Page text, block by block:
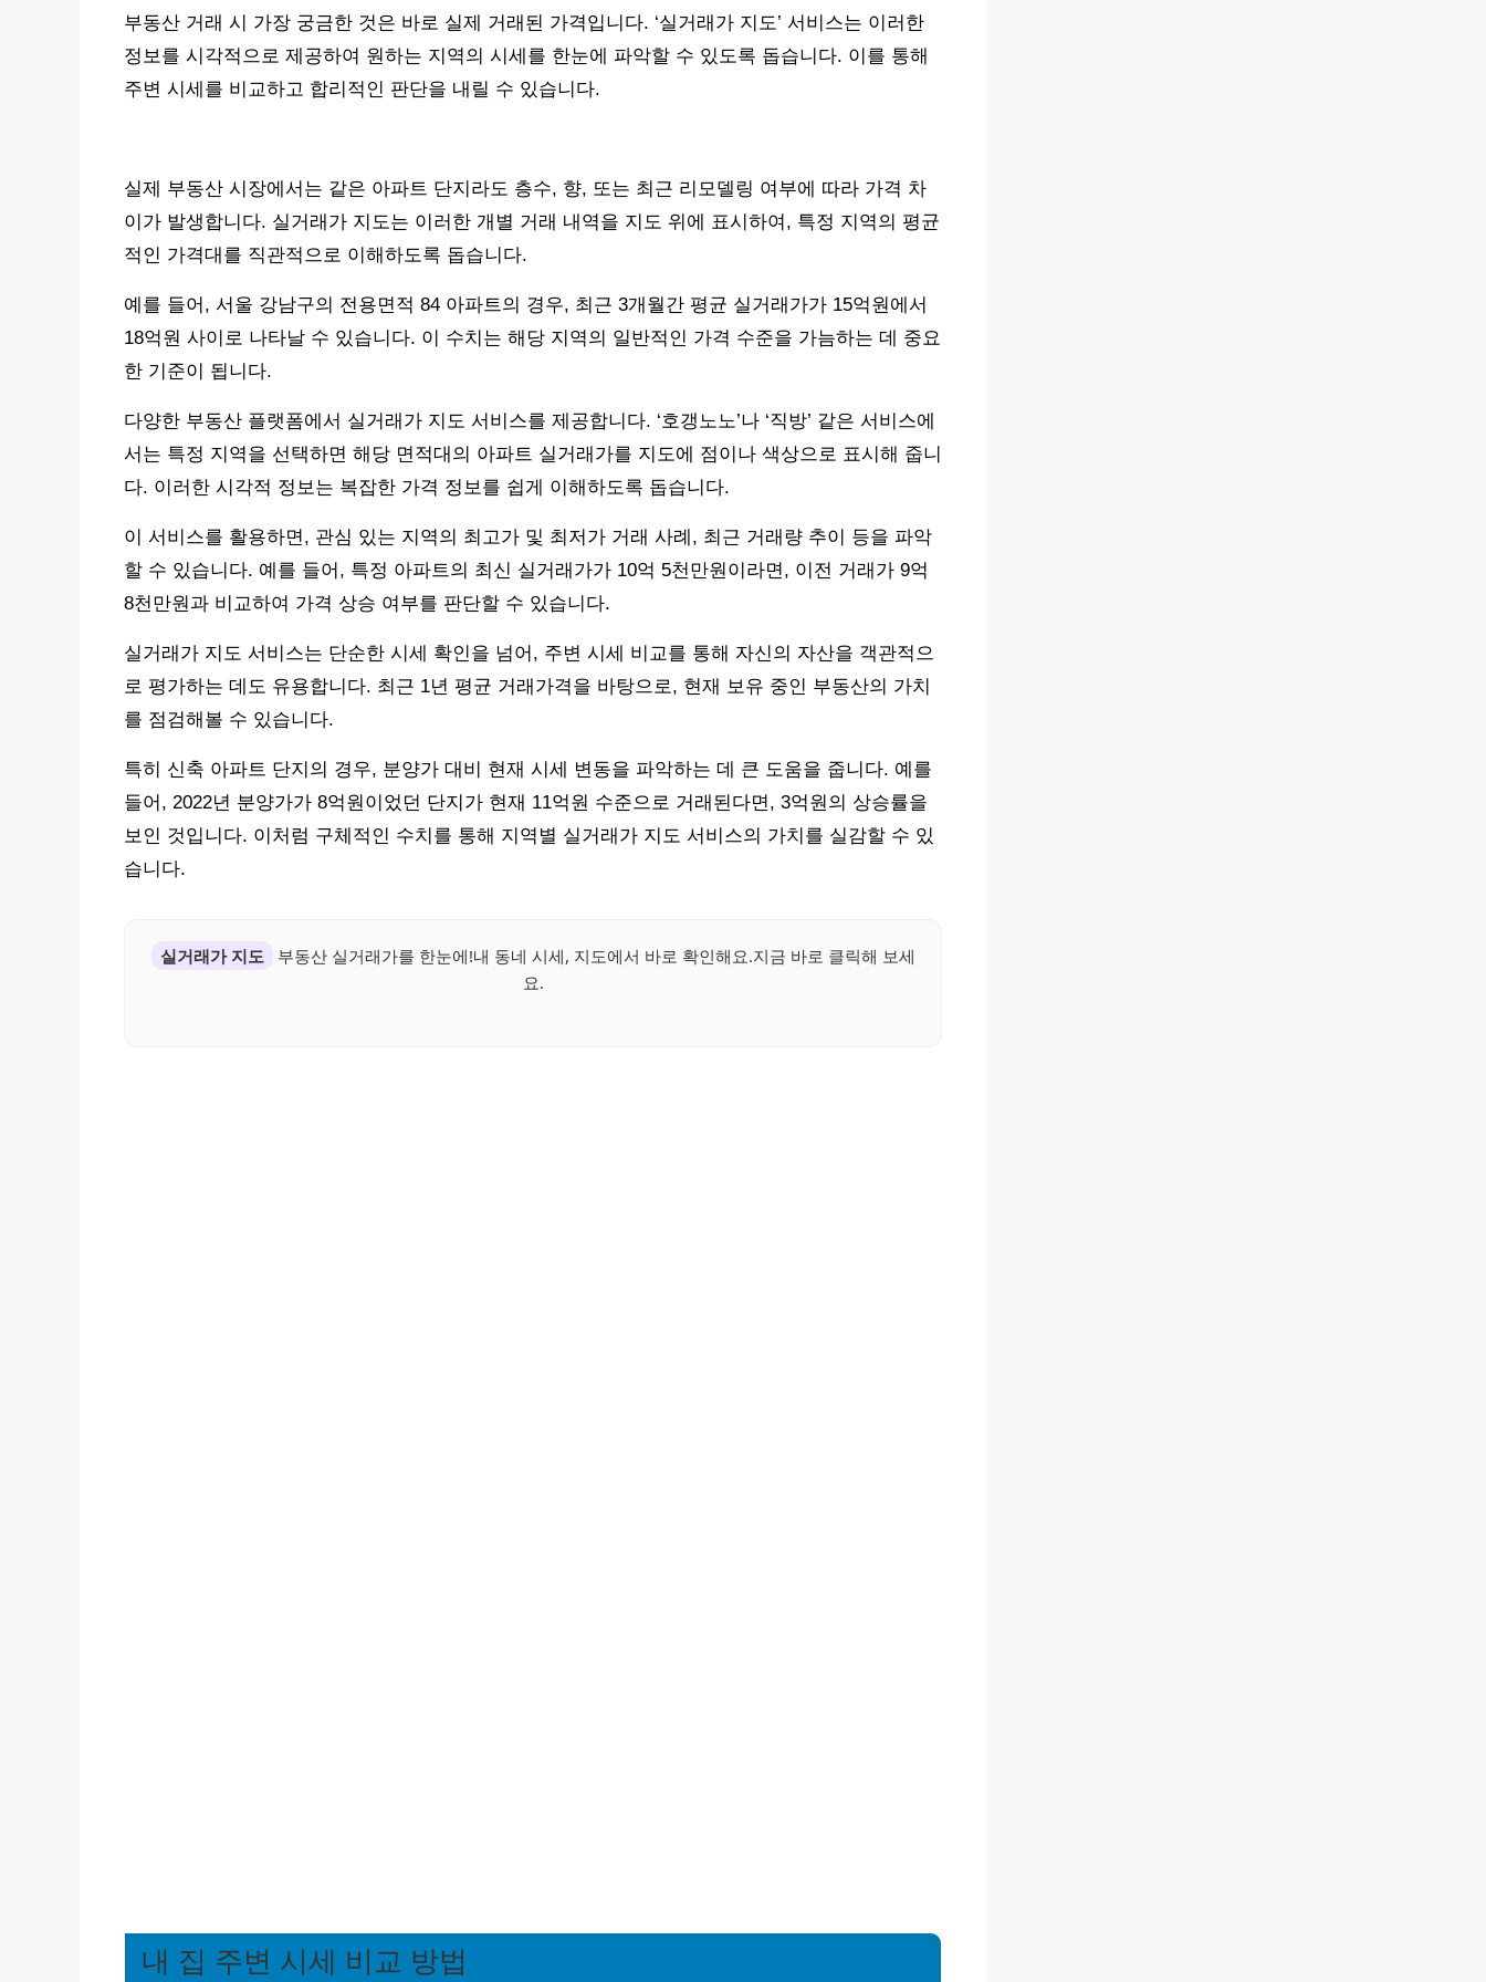
부동산 거래 시 가장 궁금한 것은 바로 실제 거래된 가격입니다. ‘실거래가 지도’ 서비스는 이러한
정보를 시각적으로 제공하여 원하는 지역의 시세를 한눈에 파악할 수 있도록 돕습니다. 이를 통해
주변 시세를 비교하고 합리적인 판단을 내릴 수 있습니다.
실제 부동산 시장에서는 같은 아파트 단지라도 층수, 향, 또는 최근 리모델링 여부에 따라 가격 차
이가 발생합니다. 실거래가 지도는 이러한 개별 거래 내역을 지도 위에 표시하여, 특정 지역의 평균
적인 가격대를 직관적으로 이해하도록 돕습니다.
예를 들어, 서울 강남구의 전용면적 84 아파트의 경우, 최근 3개월간 평균 실거래가가 15억원에서
18억원 사이로 나타날 수 있습니다. 이 수치는 해당 지역의 일반적인 가격 수준을 가늠하는 데 중요
한 기준이 됩니다.
다양한 부동산 플랫폼에서 실거래가 지도 서비스를 제공합니다. ‘호갱노노’나 ‘직방’ 같은 서비스에
서는 특정 지역을 선택하면 해당 면적대의 아파트 실거래가를 지도에 점이나 색상으로 표시해 줍니
다. 이러한 시각적 정보는 복잡한 가격 정보를 쉽게 이해하도록 돕습니다.
이 서비스를 활용하면, 관심 있는 지역의 최고가 및 최저가 거래 사례, 최근 거래량 추이 등을 파악
할 수 있습니다. 예를 들어, 특정 아파트의 최신 실거래가가 10억 5천만원이라면, 이전 거래가 9억
8천만원과 비교하여 가격 상승 여부를 판단할 수 있습니다.
실거래가 지도 서비스는 단순한 시세 확인을 넘어, 주변 시세 비교를 통해 자신의 자산을 객관적으
로 평가하는 데도 유용합니다. 최근 1년 평균 거래가격을 바탕으로, 현재 보유 중인 부동산의 가치
를 점검해볼 수 있습니다.
특히 신축 아파트 단지의 경우, 분양가 대비 현재 시세 변동을 파악하는 데 큰 도움을 줍니다. 예를
들어, 2022년 분양가가 8억원이었던 단지가 현재 11억원 수준으로 거래된다면, 3억원의 상승률을
보인 것입니다. 이처럼 구체적인 수치를 통해 지역별 실거래가 지도 서비스의 가치를 실감할 수 있
습니다.
실거래가 지도
부동산 실거래가를 한눈에!내 동네 시세, 지도에서 바로 확인해요.지금 바로 클릭해 보세
요.
내 집 주변 시세 비교 방법